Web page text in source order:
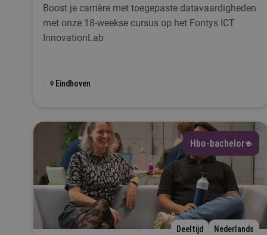
Boost je carrière met toegepaste datavaardigheden
met onze 18-weekse cursus op het Fontys ICT
InnovationLab
Eindhoven
Hbo-bachelor
Deeltijd Nederlands